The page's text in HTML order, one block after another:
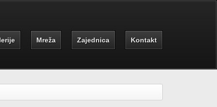
Mreža Zajednica Kontakt